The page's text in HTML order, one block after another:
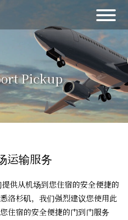
Pickup
运输服务
供从机场到您住宿的安全便捷的
洛杉矶，我们强烈建议您使用此
住宿的安全便捷的门到门服务